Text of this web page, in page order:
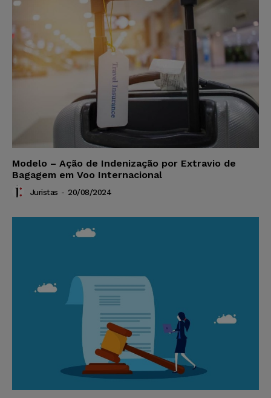
Modelo – Ação de Indenização por Extravio de
Bagagem em Voo Internacional
Juristas - 20/08/2024